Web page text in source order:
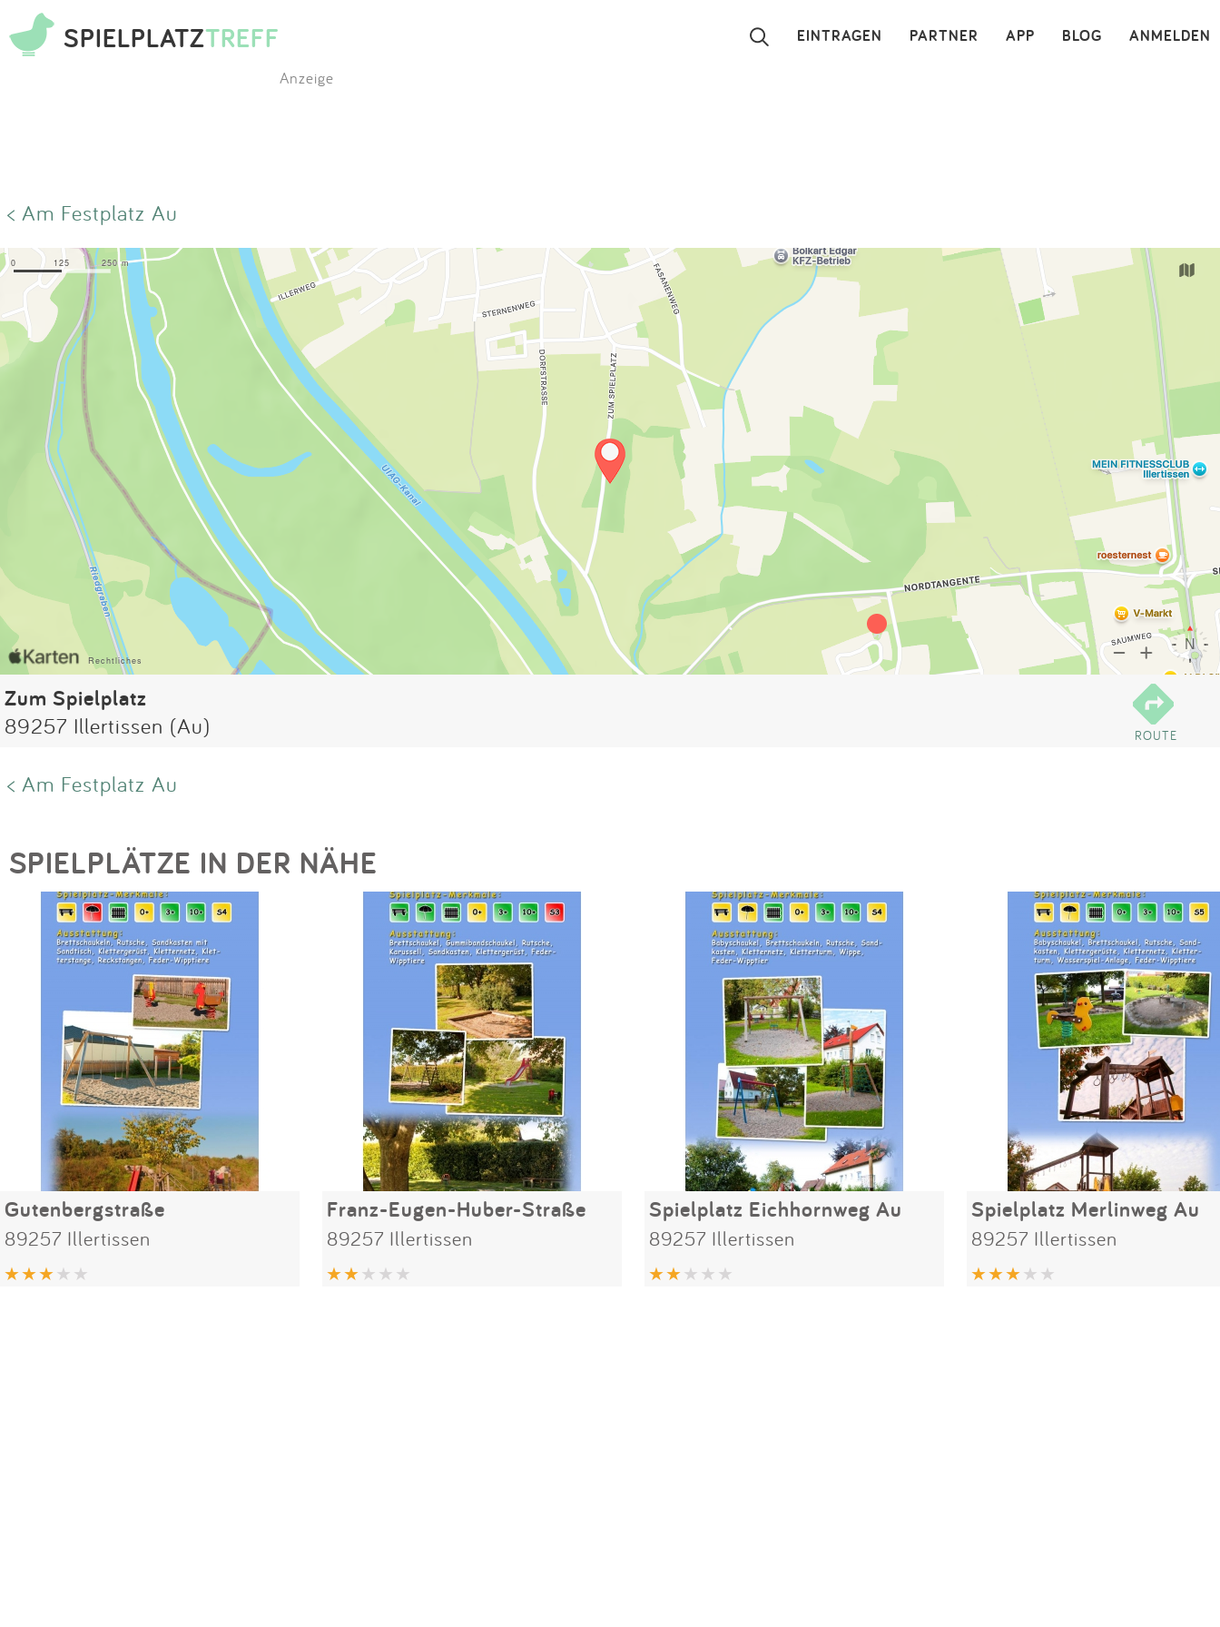
SPIELPLATZTREFF ANMELDEN
BLOG
APP
PARTNER
EINTRAGEN ×
Blog
Partner
Kontakt
Impressum
Anmelden
Anzeige
< Am Festplatz Au
Zum Spielplatz
89257 Illertissen (Au) ROUTE
< Am Festplatz Au
SPIELPLÄTZE IN DER NÄHE
Gutenbergstraße
89257 Illertissen
Franz-Eugen-Huber-Straße
89257 Illertissen
Spielplatz Eichhornweg Au
89257 Illertissen
Spielplatz Merlinweg Au
89257 Illertissen